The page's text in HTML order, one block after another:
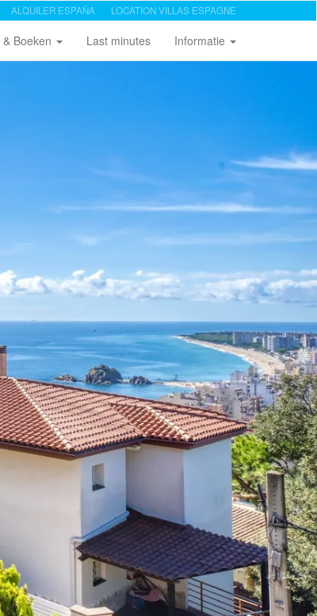
ALQUILER ESPAÑA LOCATION VILLAS ESPAGNE
Boeken Last minutes Informatie